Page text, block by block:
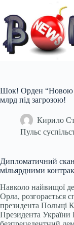
вмісту
Шок! Орден “Новою
млрд під загрозою!
Кирило
Пульс
Дипломатичний
мільярдними
Навколо найвищої
Орла, розгорається
президента Польщі
Президента